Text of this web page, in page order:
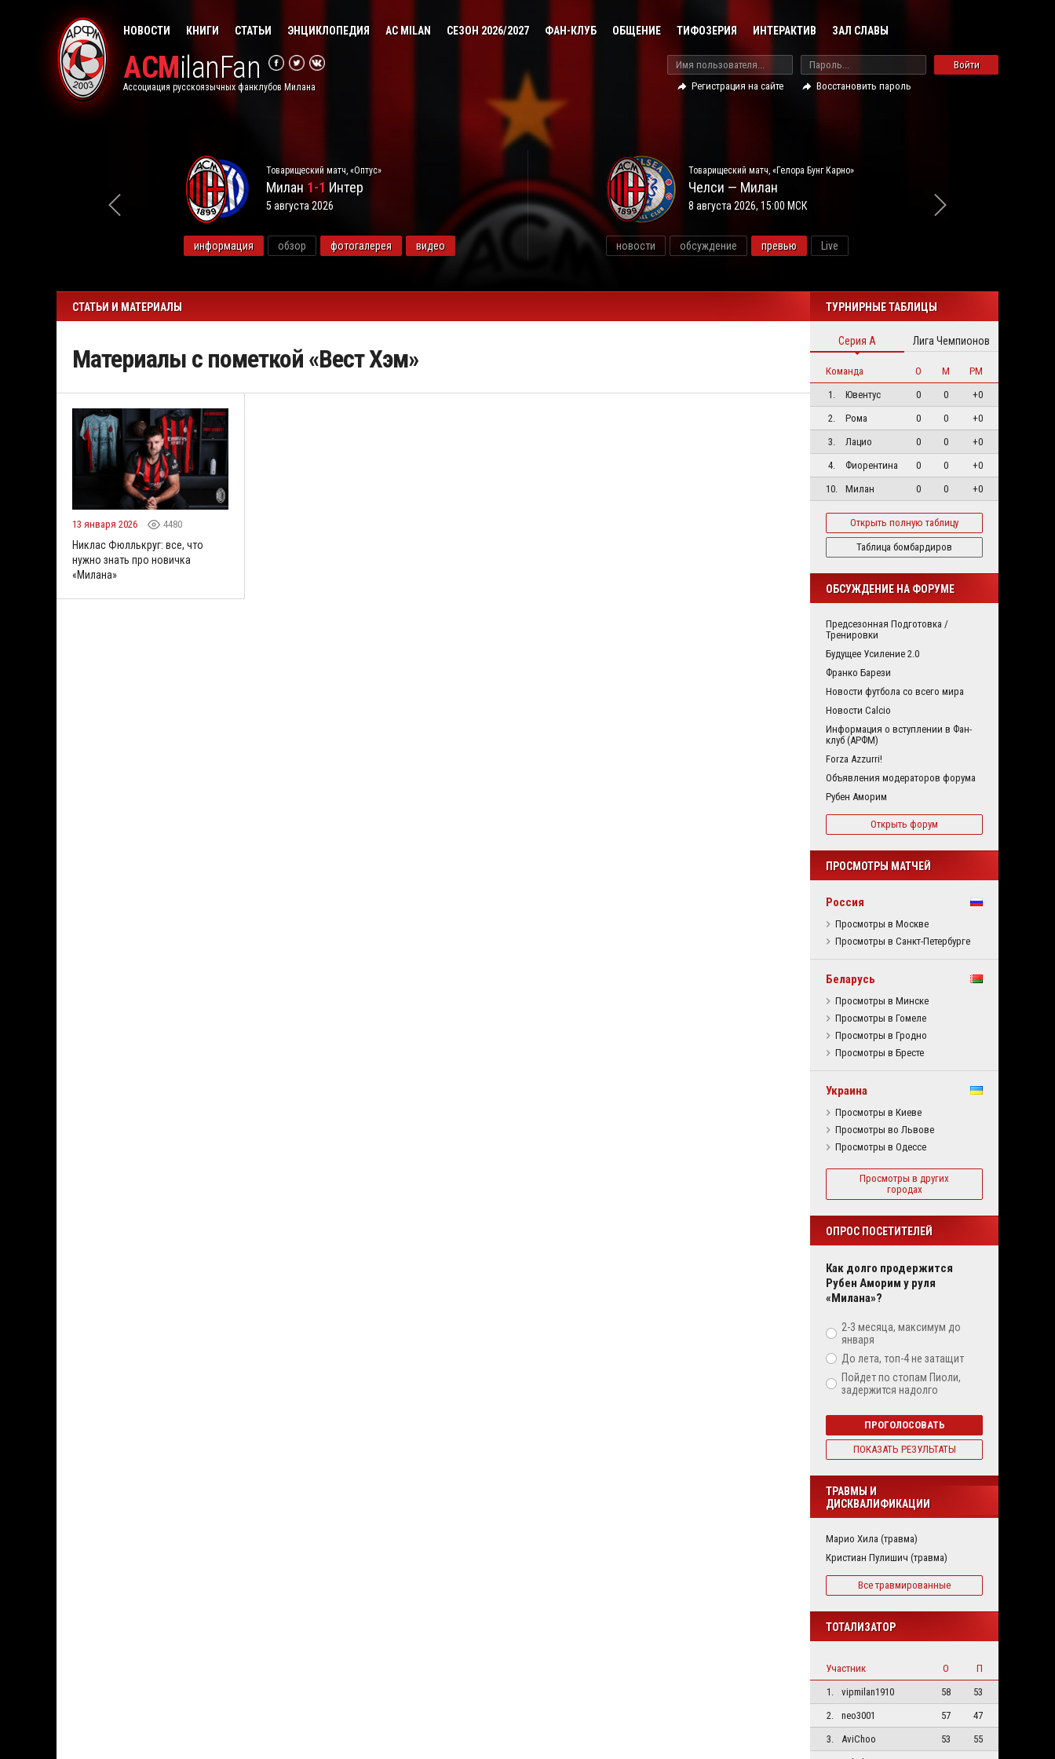
НОВОСТИ КНИГИ СТАТЬИ ЭНЦИКЛОПЕДИЯ AC MILAN СЕЗОН 2026/2027 ФАН-КЛУБ ОБЩЕНИЕ ТИФОЗЕРИЯ ИНТЕРАКТИВ ЗАЛ СЛАВЫ
ACMilanFan
Ассоциация русскоязычных фанклубов Милана
Войти
Регистрация на сайте
Восстановить пароль
Товарищеский матч, «Оптус»
Милан 1-1 Интер
5 августа 2026
информация обзор фотогалерея видео
Товарищеский матч, «Гелора Бунг Карно»
Челси — Милан
8 августа 2026, 15:00 МСК
новости обсуждение превью Live
СТАТЬИ И МАТЕРИАЛЫ
Материалы с пометкой «Вест Хэм»
13 января 2026 4480
Никлас Фюллькруг: все, что
нужно знать про новичка
«Милана»
ТУРНИРНЫЕ ТАБЛИЦЫ
Серия А Лига Чемпионов
Команда О М
РМ
1.
Ювентус 0 0
+0
2.
Рома 0 0
+0
3.
Лацио 0 0
+0
4.
Фиорентина 0 0
+0
10.
Милан 0 0 +0
Открыть полную таблицу
Таблица бомбардиров
ОБСУЖДЕНИЕ НА ФОРУМЕ
Предсезонная Подготовка /
Тренировки
Будущее Усиление 2.0
Франко Барези
Новости футбола со всего мира
Новости Calcio
Информация о вступлении в Фан-
клуб (АРФМ)
Forza Azzurri!
Объявления модераторов форума
Рубен Аморим
Открыть форум
ПРОСМОТРЫ МАТЧЕЙ
Россия
Просмотры в Москве
Просмотры в Санкт-Петербурге
Беларусь
Просмотры в Минске
Просмотры в Гомеле
Просмотры в Гродно
Просмотры в Бресте
Украина
Просмотры в Киеве
Просмотры во Львове
Просмотры в Одессе
Просмотры в других
городах
ОПРОС ПОСЕТИТЕЛЕЙ
Как долго продержится
Рубен Аморим у руля
«Милана»?
2-3 месяца, максимум до
января
До лета, топ-4 не затащит
Пойдет по стопам Пиоли,
задержится надолго
ПРОГОЛОСОВАТЬ
ПОКАЗАТЬ РЕЗУЛЬТАТЫ
ТРАВМЫ И
ДИСКВАЛИФИКАЦИИ
Марио Хила (травма)
Кристиан Пулишич (травма)
Все травмированные
ТОТАЛИЗАТОР
Участник О
П
1.
vipmilan1910 58
53
2.
neo3001 57
47
3.
AviChoo 53
55